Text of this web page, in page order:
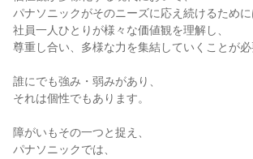
パナソニックがそのニーズに応え続けるために
社員一人ひとりが様々な価値観を理解し、
尊重し合い、多様な力を集結していくことが必
誰にでも強み・弱みがあり、
それは個性でもあります。
障がいもその一つと捉え、
パナソニックでは、